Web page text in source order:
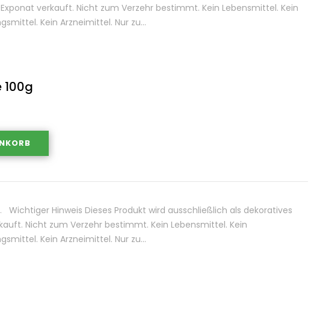
verkauft. Nicht zum Verzehr bestimmt. Kein Lebensmittel. Kein
Kein Arzneimittel. Nur zu…
100g
Wichtiger Hinweis Dieses Produkt wird ausschließlich als dekoratives
Nicht zum Verzehr bestimmt. Kein Lebensmittel. Kein
Kein Arzneimittel. Nur zu…